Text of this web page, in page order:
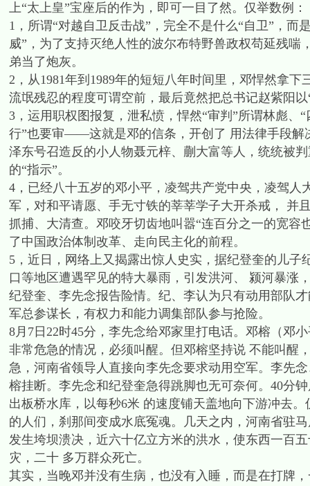
上“太上皇”宝座后的作为，即可一目了然。仅举数例：
1，所谓“对越自卫反击战”，完全不是什么“自卫”，
威”，为了支持灭绝人性的波尔布特野兽政权苟延残
弟当了炮灰。
2，从1981年到1989年的短短八年时间里，邓悍然拿
流氓残忍的程度可谓空前，最后竟然把总书记赵紫阳
3，运用职权图报复，泄私愤，悍然“审判”所谓林彪、
行”也要审——这就是邓的信条，开创了 用法律手段解
泽东号召造反的小人物聂元梓、蒯大富等人，统统被
的“指示”。
4，已经八十五岁的邓小平，凌驾共产党中央，凌驾
军，对和平请愿、手无寸铁的莘莘学子大开杀戒， 并
抓捕、大清查。邓咬牙切齿地叫嚣“连百分之一的宽
了中国政治体制改革、走向民主化的前程。
5，近日，网络上又揭露出惊人史实，据纪登奎的儿子
口等地区遭遇罕见的特大暴雨，引发洪河、 颍河暴涨
纪登奎、李先念报告险情。纪、李认为只有动用部队
军总参谋长，有权力和能力调集部队参与抢险。
8月7日22时45分，李先念给邓家里打电话。邓榕（邓
非常危急的情况，必须叫醒。但邓榕坚持说 不能叫醒
急，河南省领导人直接向李先念要求动用空军。李先
榕挂断。李先念和纪登奎急得跳脚也无可奈何。40分
出板桥水库，以每秒6米 的速度铺天盖地向下游冲去
的人们，刹那间变成水底冤魂。几天之内，河南省驻
发生垮坝溃决，近六十亿立方米的洪水，使东西一百
灾，二十 多万群众死亡。
其实，当晚邓并没有生病，也没有入睡，而是在打牌